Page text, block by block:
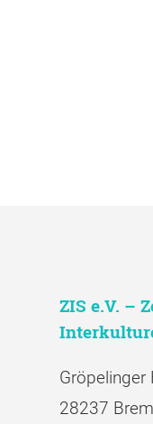
ZIS e.V. –
Gröpelinger
28237